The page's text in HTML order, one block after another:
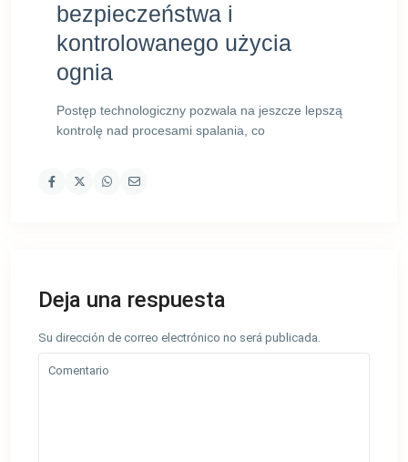
bezpieczeństwa i
kontrolowanego użycia
ognia
Postęp technologiczny pozwala na jeszcze lepszą
kontrolę nad procesami spalania, co
Deja una respuesta
Su dirección de correo electrónico no será publicada.